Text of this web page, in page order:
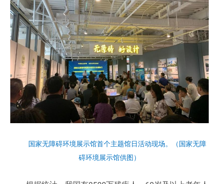
国家无障碍环境展示馆首个主题馆日活动现场。（国家无障
碍环境展示馆供图）